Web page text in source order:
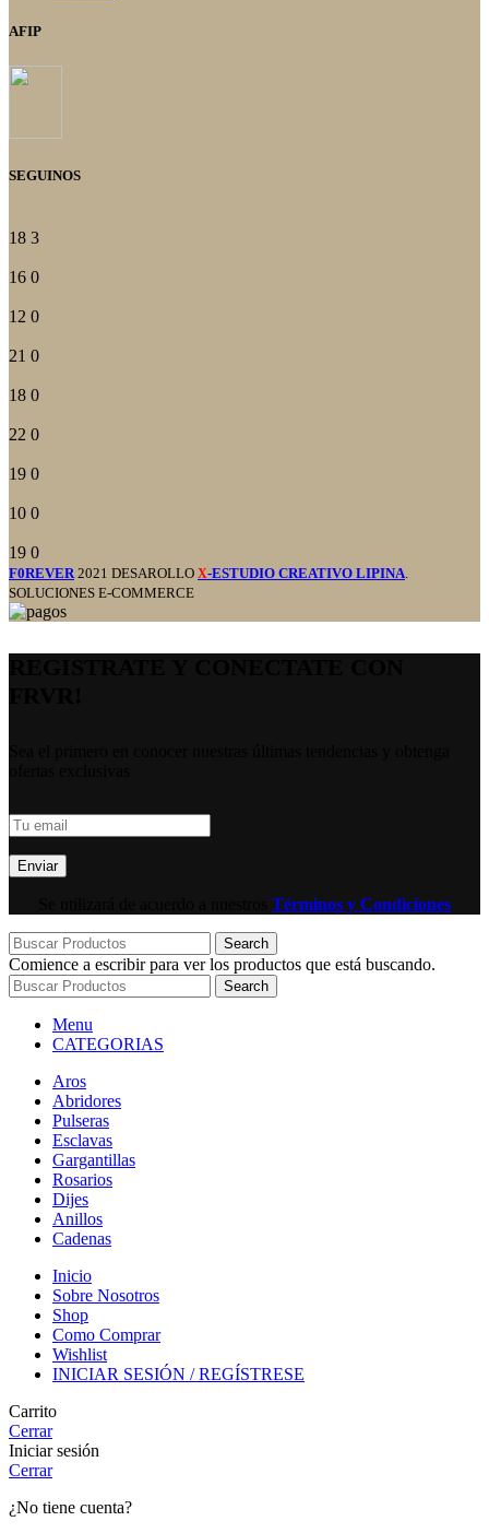
AFIP
SEGUINOS
18 3
16 0
12 0
21 0
18 0
22 0
19 0
10 0
19 0
F0REVER 2021 DESAROLLO X-ESTUDIO CREATIVO LIPINA
SOLUCIONES E-COMMERCE
Términos y Condiciones
Search
Comience a escribir para ver los productos que está buscando.
Search
Menu
CATEGORIAS
Aros
Abridores
Pulseras
Esclavas
Gargantillas
Rosarios
Dijes
Anillos
Cadenas
Inicio
Sobre Nosotros
Shop
Como Comprar
Wishlist
INICIAR SESIÓN / REGÍSTRESE
Carrito
Cerrar
Iniciar sesión
Cerrar
¿No tiene cuenta?